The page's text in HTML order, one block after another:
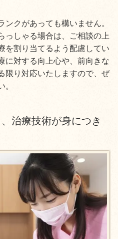
クがあっても構いません。
っしゃる場合は、ご相談の上
を割り当てるよう配慮してい
に対する向上心や、前向きな
限り対応いたしますので、ぜ
。
治療技術が身につき